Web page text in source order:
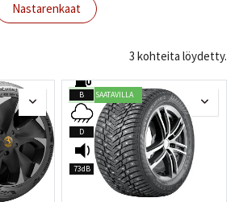
Nastarenkaat
3 kohteita löydetty.
HETI SAATAVILLA
B
D
73dB